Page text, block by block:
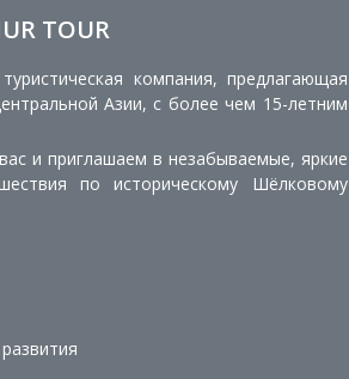
TOUR
компания, предлагающая
Азии, с более чем 15-летним
и приглашаем в незабываемые, яркие
по историческому Шёлковому